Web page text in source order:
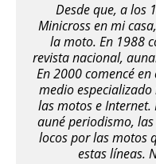
Desde que, a los
Minicross en mi
la moto. En 1988
revista nacional,
En 2000 comencé
medio
las motos e
auné periodismo,
locos por las motos
estas líneas.